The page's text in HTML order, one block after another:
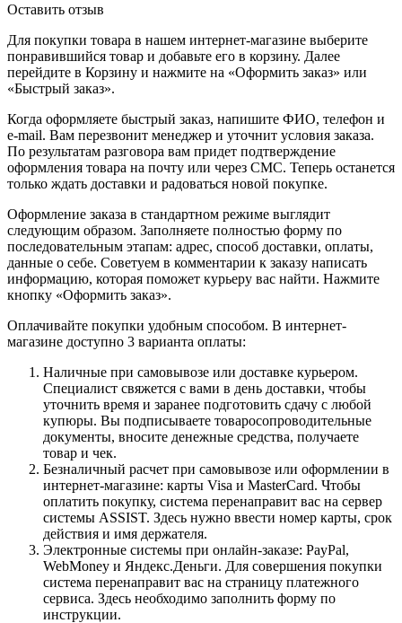
Оставить отзыв
Для покупки товара в нашем интернет-магазине выберите
понравившийся товар и добавьте его в корзину. Далее
перейдите в Корзину и нажмите на «Оформить заказ» или
«Быстрый заказ».
Когда оформляете быстрый заказ, напишите ФИО, телефон и
e-mail. Вам перезвонит менеджер и уточнит условия заказа.
По результатам разговора вам придет подтверждение
оформления товара на почту или через СМС. Теперь останется
только ждать доставки и радоваться новой покупке.
Оформление заказа в стандартном режиме выглядит
следующим образом. Заполняете полностью форму по
последовательным этапам: адрес, способ доставки, оплаты,
данные о себе. Советуем в комментарии к заказу написать
информацию, которая поможет курьеру вас найти. Нажмите
кнопку «Оформить заказ».
Оплачивайте покупки удобным способом. В интернет-
магазине доступно 3 варианта оплаты:
Наличные при самовывозе или доставке курьером.
Специалист свяжется с вами в день доставки, чтобы
уточнить время и заранее подготовить сдачу с любой
купюры. Вы подписываете товаросопроводительные
документы, вносите денежные средства, получаете
товар и чек.
Безналичный расчет при самовывозе или оформлении в
интернет-магазине: карты Visa и MasterCard. Чтобы
оплатить покупку, система перенаправит вас на сервер
системы ASSIST. Здесь нужно ввести номер карты, срок
действия и имя держателя.
Электронные системы при онлайн-заказе: PayPal,
WebMoney и Яндекс.Деньги. Для совершения покупки
система перенаправит вас на страницу платежного
сервиса. Здесь необходимо заполнить форму по
инструкции.